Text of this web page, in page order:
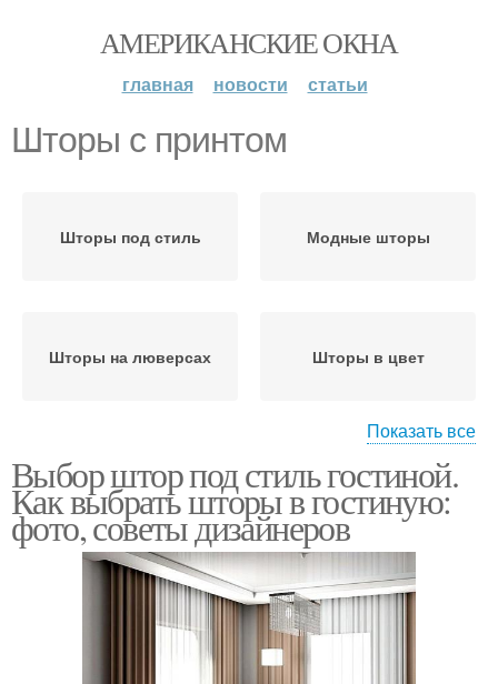
АМЕРИКАНСКИЕ ОКНА
главная новости статьи
Шторы с принтом
Шторы под стиль Модные шторы
Шторы на люверсах Шторы в цвет
Контрастные шторы Шторы в стиле
Классические шторы Итальянские шторы
Показать все
Выбор штор под стиль гостиной.
Как выбрать шторы в гостиную:
фото, советы дизайнеров